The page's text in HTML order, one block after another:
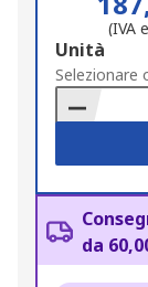
(IVA
Add
to
Basket
Unità
Selezionare
da